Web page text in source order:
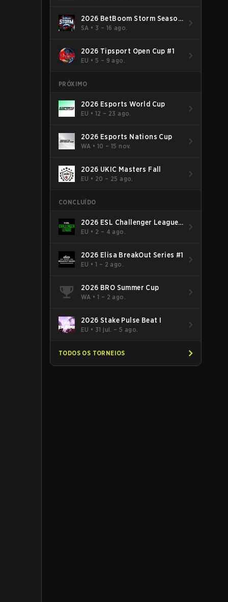
2026 BetBoom Storm Season
4
SA • 3 – 16 ago.
2026 Tipsport Open Cup #1
EU •5 – 9 ago.
PRÓXIMO
2026 Esports World Cup
EU •12 – 23 ago.
2026 Esports Nations Cup
WA •10 – 15 nov.
2026 UKIC Masters Fall
EU • 20 – 25 ago.
CONCLUÍDO
2026 ESL Challenger League
Season 52: Europe - Cup #2
EU • 2 – 4 ago.
2026 Elisa BreakOut Series #1
EU •1 – 2 ago.
2026 BRO Summer Cup
WA •1 – 2 ago.
2026 Stake Pulse Beat I
EU • 31 jul. – 5 ago.
TODOS OS TORNEIOS